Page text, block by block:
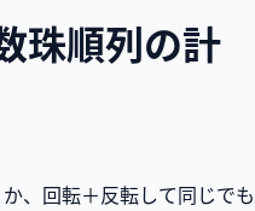
珠順列の計
、回転＋反転して同じでも